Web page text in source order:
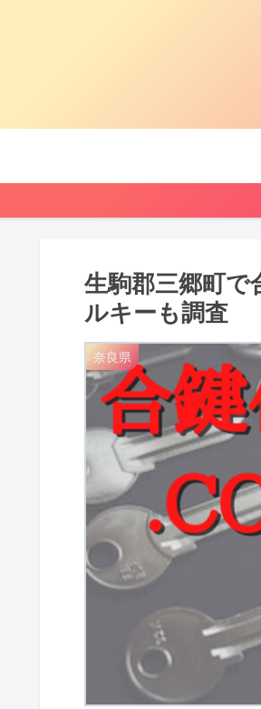
生駒郡三郷町
ルキーも調査
奈良県